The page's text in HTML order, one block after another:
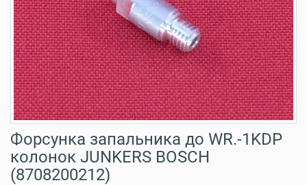
Форсунка запальника до WR.-1KDP
колонок JUNKERS BOSCH
(8708200212)